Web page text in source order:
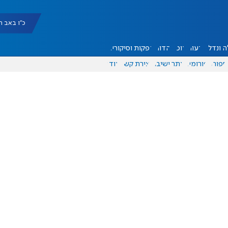
כ"ו באב
ונדל"ן דעות אוכל יהדות הפקות וסיקורים
ספורט פורומים אתר ישיבה יצירת קשר עוד